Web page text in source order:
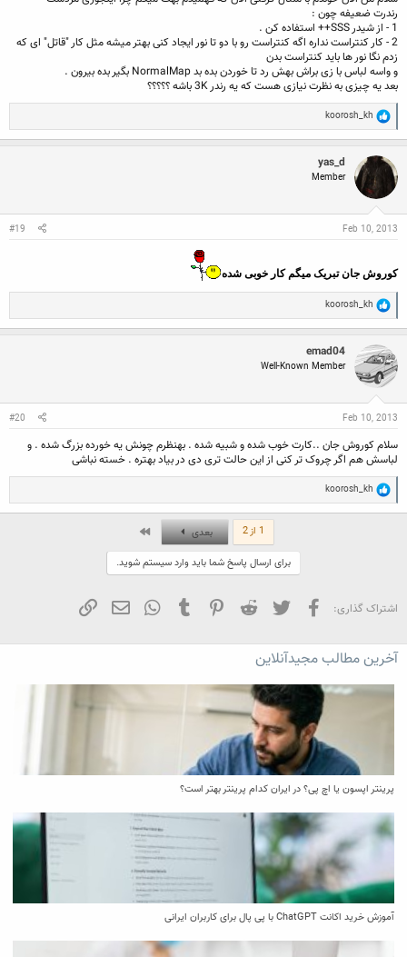
رندرت ضعیفه چون :
1 - از شیدر SSS++ استفاده کن .
2 - کار کنتراست نداره اگه کنتراست رو با دو تا نور ایجاد کنی بهتر میشه مثل کار "قاتل" ای که
زدم نگا نور ها باید کنتراست بدن
و واسه لباس با زی براش بهش رد تا خوردن بده بد NormalMap بگیر بده بیرون .
بعد یه چیزی به نظرت نیازی هست که یه رندر 3K باشه ؟؟؟؟؟
R
e
a
c
i
o
n
:
koorosh_kh
yas_d
Member
Feb 10, 2013
#19
کوروش جان تبریک میگم کار خوبی‌ شده
R
e
a
t
i
o
:
koorosh_kh
emad04
Well-Known Member
Feb 10, 2013
#20
سلام کوروش جان ..کارت خوب شده و شبیه شده . بهنظرم چونش یه خورده بزرگ شده . و
لباسش هم اگر چروک تر کنی از این حالت تری دی در بیاد بهتره . خسته نباشی
R
e
a
:
koorosh_kh
1 از 2 بعدی
برای ارسال پاسخ شما باید وارد سیستم شوید.
اشتراک گذاری: فیسبوک تویتر Reddit
Pinterest
Tumblr
WhatsApp
ایمیل
آخرین مطالب مجیدآنلاین
پرینتر اپسون یا اچ پی؟ در ایران کدام پرینتر بهتر است؟
آموزش خرید اکانت ChatGPT با پی پال برای کاربران ایرانی